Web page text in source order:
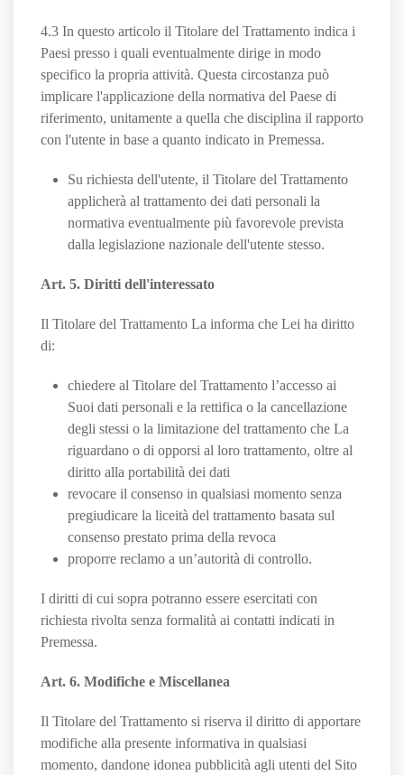
4.3 In questo articolo il Titolare del Trattamento indica i
Paesi presso i quali eventualmente dirige in modo
specifico la propria attività. Questa circostanza può
implicare l'applicazione della normativa del Paese di
riferimento, unitamente a quella che disciplina il rapporto
con l'utente in base a quanto indicato in Premessa.
Su richiesta dell'utente, il Titolare del Trattamento
applicherà al trattamento dei dati personali la
normativa eventualmente più favorevole prevista
dalla legislazione nazionale dell'utente stesso.
Art. 5. Diritti dell'interessato
Il Titolare del Trattamento La informa che Lei ha diritto
di:
chiedere al Titolare del Trattamento l’accesso ai
Suoi dati personali e la rettifica o la cancellazione
degli stessi o la limitazione del trattamento che La
riguardano o di opporsi al loro trattamento, oltre al
diritto alla portabilità dei dati
revocare il consenso in qualsiasi momento senza
pregiudicare la liceità del trattamento basata sul
consenso prestato prima della revoca
proporre reclamo a un’autorità di controllo.
I diritti di cui sopra potranno essere esercitati con
richiesta rivolta senza formalità ai contatti indicati in
Premessa.
Art. 6. Modifiche e Miscellanea
Il Titolare del Trattamento si riserva il diritto di apportare
modifiche alla presente informativa in qualsiasi
momento, dandone idonea pubblicità agli utenti del Sito